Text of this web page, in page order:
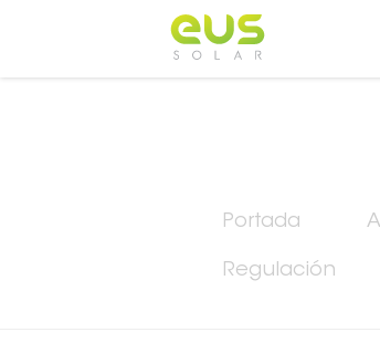
Portada
Regulación